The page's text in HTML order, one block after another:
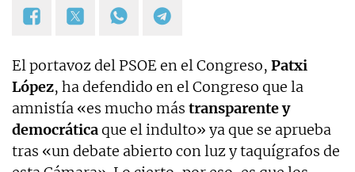
El portavoz del PSOE en el Congreso, Patxi
López, ha defendido en el Congreso que la
amnistía «es mucho más transparente y
democráticaque el indulto» ya que se aprueba
tras «un debate abierto con luz y taquígrafos de